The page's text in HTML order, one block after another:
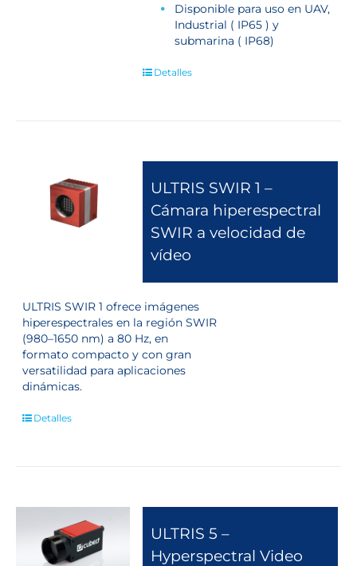
Disponible para uso en UAV,
Industrial ( IP65 ) y
submarina ( IP68)
Detalles
ULTRIS SWIR 1 –
Cámara hiperespectral
SWIR a velocidad de
vídeo
ULTRIS SWIR 1 ofrece imágenes
hiperespectrales en la región SWIR
(980–1650 nm) a 80 Hz, en
formato compacto y con gran
versatilidad para aplicaciones
dinámicas.
Detalles
ULTRIS 5 –
Hyperspectral Video